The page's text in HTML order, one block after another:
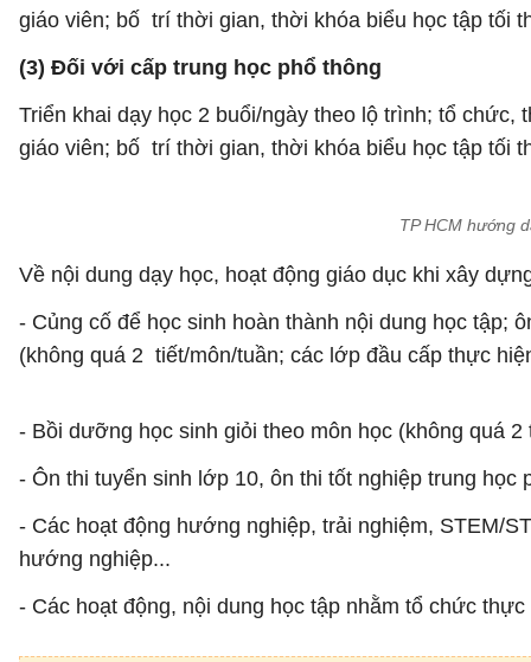
giáo viên; bố trí thời gian, thời khóa biểu học tập tối
(3) Đối với cấp trung học phổ thông
Triển khai dạy học 2 buổi/ngày theo lộ trình; tổ
giáo viên; bố trí thời gian, thời khóa biểu học tập tối
TP HCM hướng
Về nội dung dạy học, hoạt động giáo dục khi xây
- Củng cố để học sinh hoàn thành nội dung học tập;
(không quá 2 tiết/môn/tuần; các lớp đầu cấp thực
- Bồi dưỡng học sinh giỏi theo môn học (không quá
- Ôn thi tuyển sinh lớp 10, ôn thi tốt nghiệp trung
- Các hoạt động hướng nghiệp, trải nghiệm, STEM/
hướng nghiệp...
- Các hoạt động, nội dung học tập nhằm tổ chức